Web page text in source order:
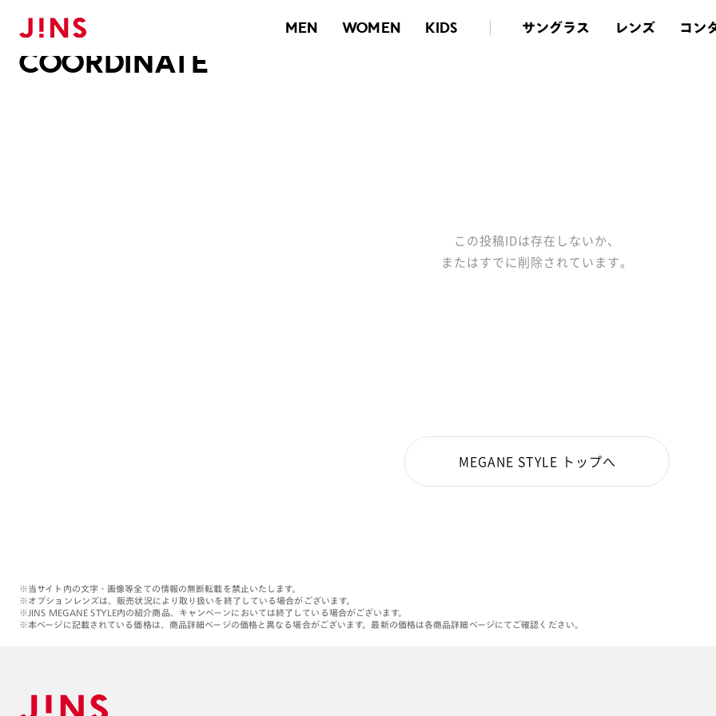
MEN WOMEN KIDS サングラス レンズ コン
メガネのJINS TOP
COORDINATE
この投稿IDは存在しないか、
またはすでに削除されています。
MEGANE STYLE トップへ
※当サイト内の文字・画像等全ての情報の無断転載を禁止いたします。
※オプションレンズは、販売状況により取り扱いを終了している場合がございます。
※JINS MEGANE STYLE内の紹介商品、キャンペーンにおいては終了している場合がございます。
※本ページに記載されている価格は、商品詳細ページの価格と異なる場合がございます。最新の価格は各商品詳細ページにてご確認ください。